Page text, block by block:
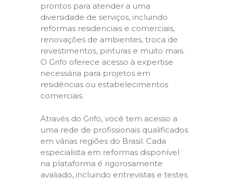
prontos para atender a uma
diversidade de serviços, incluindo
reformas residenciais e comerciais,
renovações de ambientes, troca de
revestimentos, pinturas e muito mais.
O Grifo oferece acesso à expertise
necessária para projetos em
residências ou estabelecimentos
comerciais.
Através do Grifo, você tem acesso a
uma rede de profissionais qualificados
em várias regiões do Brasil. Cada
especialista em reformas disponível
na plataforma é rigorosamente
avaliado, incluindo entrevistas e testes